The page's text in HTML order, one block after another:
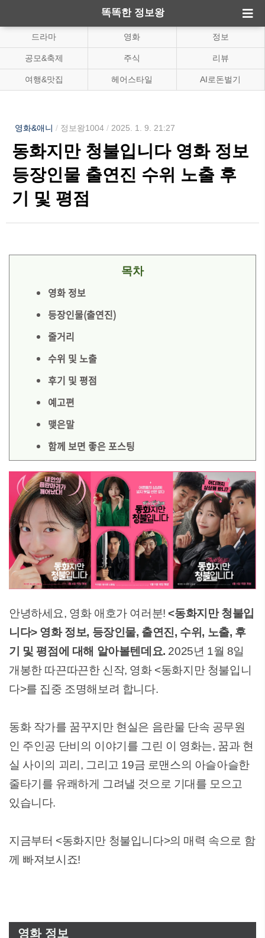
똑똑한 정보왕
드라마 영화 정보
공모&축제 주식 리뷰
여행&맛집 헤어스타일 AI로돈벌기
영화&애니 / 정보왕1004 / 2025. 1. 9. 21:27
동화지만 청불입니다 영화 정보
등장인물 출연진 수위 노출 후
기 및 평점
목차
영화 정보
등장인물(출연진)
줄거리
수위 및 노출
후기 및 평점
예고편
맺은말
함께 보면 좋은 포스팅
안녕하세요, 영화 애호가 여러분!<동화지만 청불입
니다> 영화 정보, 등장인물, 출연진, 수위, 노출, 후
기 및 평점에 대해 알아볼텐데요. 2025년 1월 8일
개봉한 따끈따끈한 신작, 영화 <동화지만 청불입니
다>를 집중 조명해보려 합니다.
동화 작가를 꿈꾸지만 현실은 음란물 단속 공무원
인 주인공 단비의 이야기를 그린 이 영화는, 꿈과 현
실 사이의 괴리, 그리고 19금 로맨스의 아슬아슬한
줄타기를 유쾌하게 그려낼 것으로 기대를 모으고
있습니다.
지금부터 <동화지만 청불입니다>의 매력 속으로 함
께 빠져보시죠!
영화 정보